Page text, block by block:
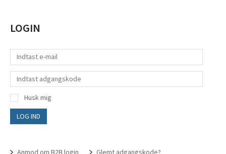
LOGIN
Husk mig